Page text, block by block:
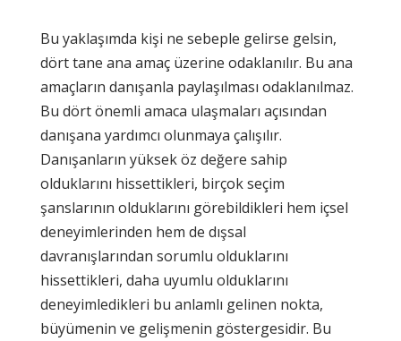
Bu yaklaşımda kişi ne sebeple gelirse gelsin,
dört tane ana amaç üzerine odaklanılır. Bu ana
amaçların danışanla paylaşılması odaklanılmaz.
Bu dört önemli amaca ulaşmaları açısından
danışana yardımcı olunmaya çalışılır.
Danışanların yüksek öz değere sahip
olduklarını hissettikleri, birçok seçim
şanslarının olduklarını görebildikleri hem içsel
deneyimlerinden hem de dışsal
davranışlarından sorumlu olduklarını
hissettikleri, daha uyumlu olduklarını
deneyimledikleri bu anlamlı gelinen nokta,
büyümenin ve gelişmenin göstergesidir. Bu